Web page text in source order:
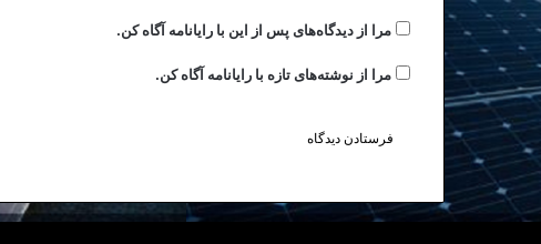
مرا از دیدگاه‌های پس از این با رایانامه آگاه کن.
مرا از نوشته‌های تازه با رایانامه آگاه کن.